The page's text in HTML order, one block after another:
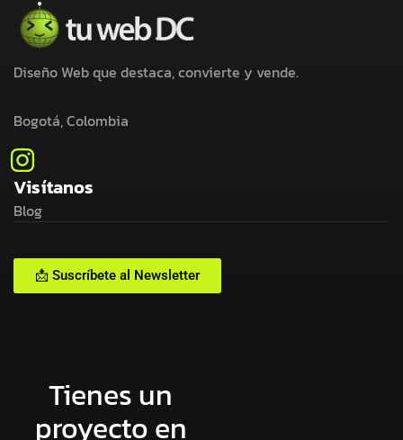
Diseño Web que destaca, convierte y vende.
Bogotá, Colombia
Visítanos
Blog
📩 Suscríbete al Newsletter
Tienes un
proyecto en